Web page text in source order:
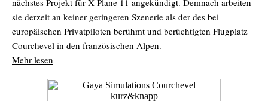
nächstes Projekt für X-Plane 11 angekündigt. Demnach arbeiten
sie derzeit an keiner geringeren Szenerie als der des bei
europäischen Privatpiloten berühmt und berüchtigten Flugplatz
Courchevel in den französischen Alpen.
Mehr lesen